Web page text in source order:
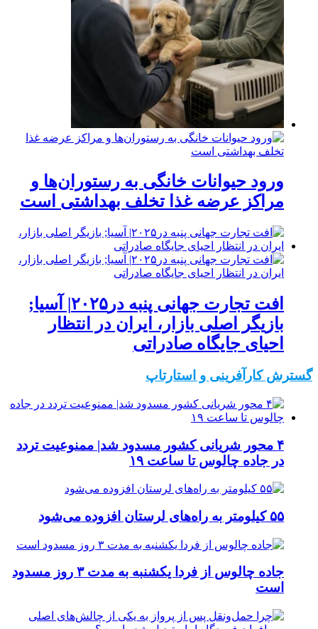
ورود حیوانات خانگی به رستوران‌ها و
مراکز عرضه غذا تخلف بهداشتی است
افت تجارت جهانی پنبه در۲۰۲۵| آسیا;
بازیگر اصلی بازار، ایران در انتظار
احیای جایگاه صادراتی
گسترش کارآفرینی و استارتاپ
۴ محور شریانی کشور مسدود شد| ممنوعیت تردد
در جاده چالوس تا ساعت ۱۹
۵۵ کیلومتر به راه‌های لرستان افزوده می‌شود
جاده چالوس از فردا یکشنبه به مدت ۳ روز مسدود
است